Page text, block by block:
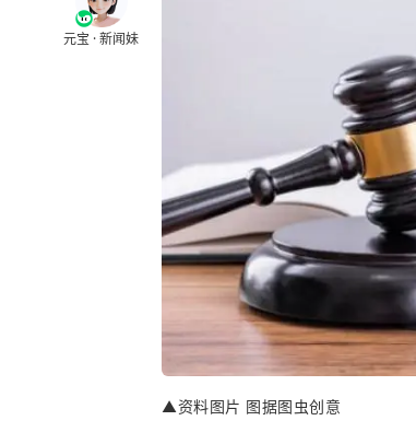
元宝 · 新闻妹
▲资料图片 图据图虫创意